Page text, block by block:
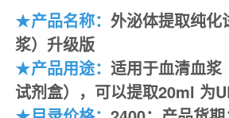
★产品名称： 外泌体提取纯化
浆）升级版
★产品用途： 适用于血清血浆
试剂盒），可以提取20ml 为